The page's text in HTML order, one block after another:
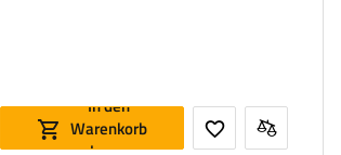
In den
Warenkorb